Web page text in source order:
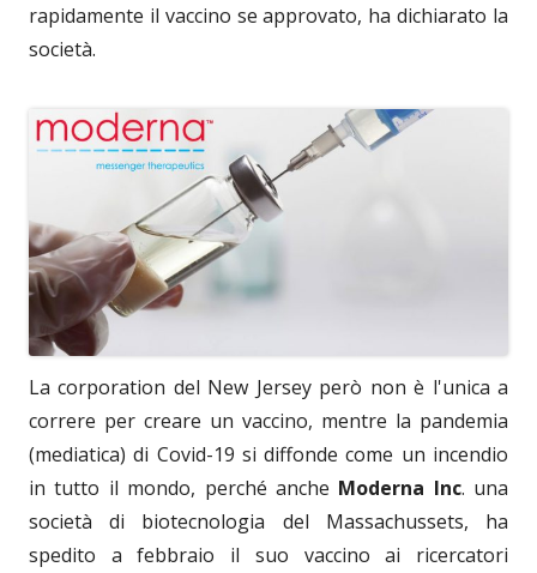
rapidamente il vaccino se approvato, ha dichiarato la
società.
La corporation del New Jersey però non è l'unica a
correre per creare un vaccino, mentre la pandemia
(mediatica) di Covid-19 si diffonde come un incendio
in tutto il mondo, perché anche Moderna Inc. una
società di biotecnologia del Massachussets, ha
spedito a febbraio il suo vaccino ai ricercatori